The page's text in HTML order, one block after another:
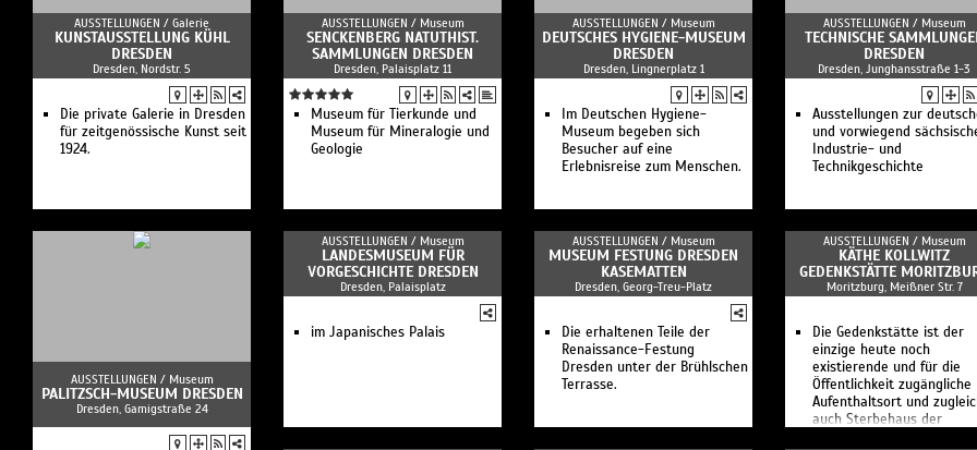
Spuren des Trikots
Tierisch coole Ferien bei
MEISSEN
Meissener Perspektiven
Do it yourself!
Öffentliche Führung im
Museum
Meissen Porzellan-Museum
Besichtigung Schauwerkstatt
und Museum
des Meissener Porzellans –
entdecken Sie MEISSEN mit
allen Sinnen.
AUSSTELLUNGEN / Galerie
KUNSTAUSSTELLUNG KÜHL
DRESDEN
Dresden, Nordstr. 5
Die private Galerie in Dresden
für zeitgenössische Kunst seit
1924.
AUSSTELLUNGEN / Museum
SENCKENBERG NATUTHIST.
SAMMLUNGEN DRESDEN
Dresden, Palaisplatz 11
Museum für Tierkunde und
Museum für Mineralogie und
Geologie
AUSSTELLUNGEN / Museum
DEUTSCHES HYGIENE-MUSEUM
DRESDEN
Dresden, Lingnerplatz 1
Im Deutschen Hygiene-
Museum begeben sich
Besucher auf eine
Erlebnisreise zum Menschen.
AUSSTELLUNGEN / Museum
TECHNISCHE
DRESDEN
Dresden, Junghansstraße 1-3
Ausstellungen zur
und vorwiegend
Industrie- und
Technikgeschichte
AUSSTELLUNGEN / Museum
PALITZSCH-MUSEUM DRESDEN
Dresden, Gamigstraße 24
AUSSTELLUNGEN / Museum
LANDESMUSEUM FÜR
VORGESCHICHTE DRESDEN
Dresden, Palaisplatz
im Japanisches Palais
AUSSTELLUNGEN / Museum
MUSEUM FESTUNG DRESDEN
KASEMATTEN
Dresden, Georg-Treu-Platz
Die erhaltenen Teile der
Renaissance-Festung
Dresden unter der Brühlschen
Terrasse.
AUSSTELLUNGEN / Museum
KÄTHE KOLLWITZ
GEDENKSTÄTTE
Moritzburg, Meißner Str. 7
Die Gedenkstätte ist der
einzige heute noch
existierende und für die
Öffentlichkeit zugängliche
Aufenthaltsort und
auch Sterbehaus der